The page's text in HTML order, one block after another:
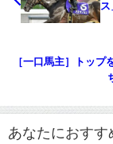
［一口馬主］トッ
あなたにおすす